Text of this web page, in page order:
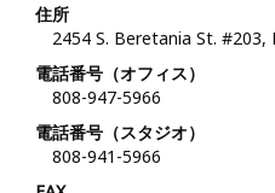
住所
2454 S. Beretania St. #203,
電話番号（オフィス）
808-947-5966
電話番号（スタジオ）
808-941-5966